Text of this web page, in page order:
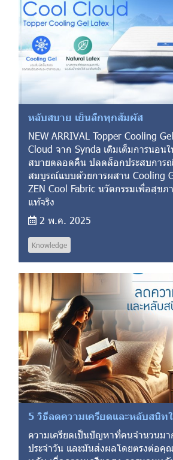
หลับสบาย เย็นลึกทุกสัมผัส
NEW ARRIVAL Topper Cooling
Cloud จาก Synda เติมเต็มการนอน
สบายตลอดคืน ปลดล็อกประสบการ
สมบูรณ์แบบด้วยการผสาน Cooling
ZEN Cool Fabric นวัตกรรมเพื่อสุข
แท้จริง
2 พ.ค. 2025
Knowledge
5 วิธีลดความเครียดและหลับสนิท
ความเครียดเป็นปัญหาที่คนจำนวนม
ประจำวัน และมันส่งผลโดยตรงต่อคุ